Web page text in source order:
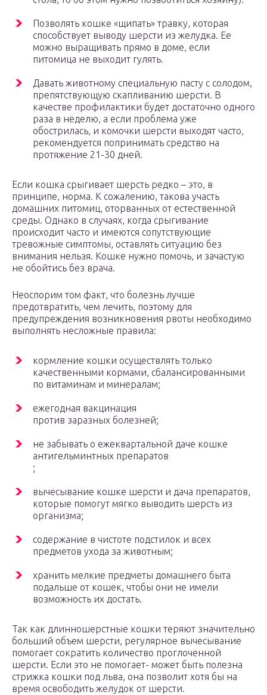
Позволять кошке «щипать» травку, которая
способствует выводу шерсти из желудка. Ее
можно выращивать прямо в доме, если
питомица не выходит гулять.
Давать животному специальную пасту с солодом,
препятствующую скапливанию шерсти. В
качестве профилактики будет достаточно одного
раза в неделю, а если проблема уже
обострилась, и комочки шерсти выходят часто,
рекомендуется попринимать средство на
протяжение 21-30 дней.
Если кошка срыгивает шерсть редко – это, в
принципе, норма. К сожалению, такова участь
домашних питомиц, оторванных от естественной
среды. Однако в случаях, когда срыгивание
происходит часто и имеются сопутствующие
тревожные симптомы, оставлять ситуацию без
внимания нельзя. Кошке нужно помочь, и зачастую
не обойтись без врача.
Неоспорим том факт, что болезнь лучше
предотвратить, чем лечить, поэтому для
предупреждения возникновения рвоты необходимо
выполнять несложные правила:
кормление кошки осуществлять только
качественными кормами, сбалансированными
по витаминам и минералам;
ежегодная вакцинация
против заразных болезней;
не забывать о ежеквартальной даче кошке
антигельминтных препаратов
;
вычесывание кошке шерсти и дача препаратов,
которые помогут мягко выводить шерсть из
организма;
содержание в чистоте подстилок и всех
предметов ухода за животным;
хранить мелкие предметы домашнего быта
подальше от кошек, чтобы они не имели
возможность их достать.
Так как длинношерстные кошки теряют значительно
больший объем шерсти, регулярное вычесывание
помогает сократить количество проглоченной
шерсти. Если это не помогает- может быть полезна
стрижка кошки под льва, она позволит хотя бы на
время освободить желудок от шерсти.